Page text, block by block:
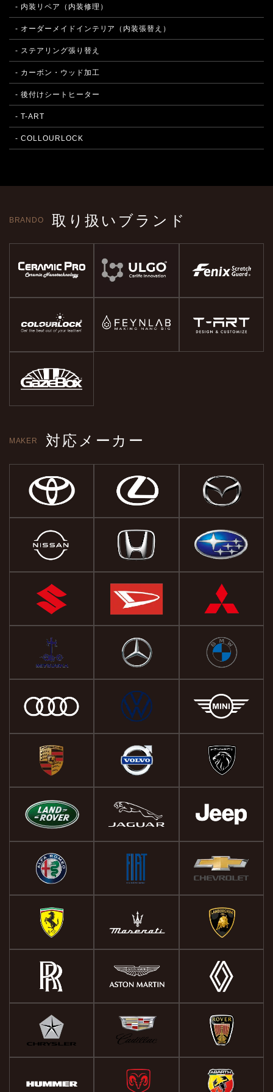
- 内装リペア（内装修理）
- オーダーメイドインテリア（内装張替え）
- ステアリング張り替え
- カーボン・ウッド加工
- 後付けシートヒーター
- T-ART
- COLLOURLOCK
BRANDO 取り扱いブランド
MAKER 対応メーカー